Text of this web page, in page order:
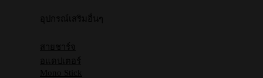
อุปกรณ์เสริมอื่นๆ
สายชาร์จ
อแดปเตอร์
Mono Stick